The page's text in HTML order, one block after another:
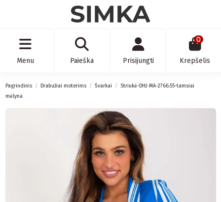
Menu Paieška Prisijungti
0
Krepšelis
Pagrindinis Drabužiai moterims Švarkai
Striukė-DHJ-MA-2766.55-tamsiai
mėlyna